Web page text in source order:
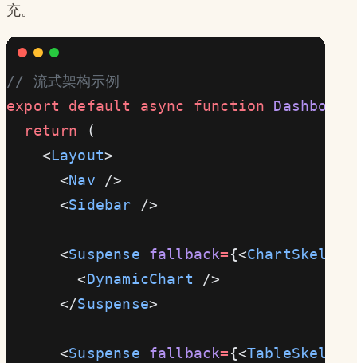
充。
// 流式架构示例
export default async function Dashboard
  return
(
    <
Layout>                          {
      <
Nav />                         {
      <
Sidebar />                     {
      <
Suspense fallback={<
        <
DynamicChart />
      </
Suspense>
      <
Suspense fallback={<